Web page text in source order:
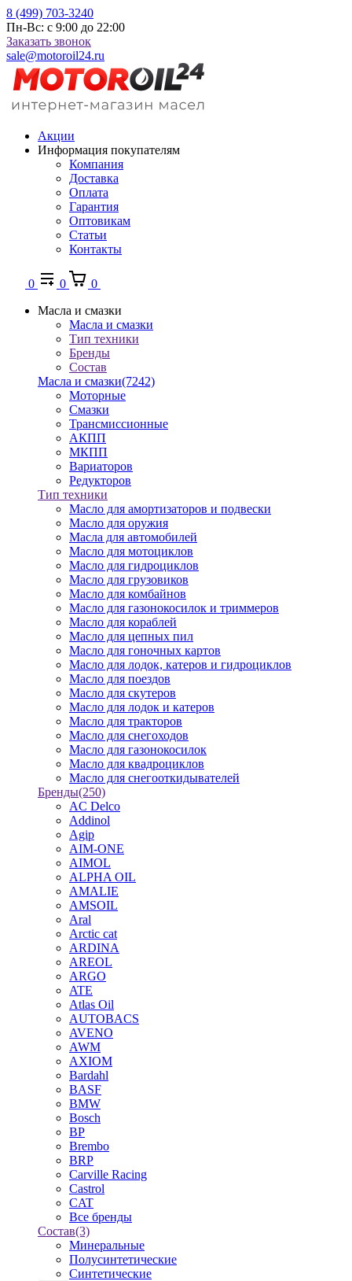
8 (499) 703-3240
Пн-Вс: с 9:00 до 22:00
Заказать звонок
sale@motoroil24.ru
Акции
Информация покупателям
Компания
Доставка
Оплата
Гарантия
Оптовикам
Статьи
Контакты
0 0
0
Масла и смазки
Масла и смазки
Тип техники
Бренды
Состав
Масла и смазки(7242)
Моторные
Смазки
Трансмиссионные
АКПП
МКПП
Вариаторов
Редукторов
Тип техники
Масло для амортизаторов и подвески
Масло для оружия
Масла для автомобилей
Масло для мотоциклов
Масло для гидроциклов
Масло для грузовиков
Масло для комбайнов
Масло для газонокосилок и триммеров
Масло для кораблей
Масло для цепных пил
Масло для гоночных картов
Масло для лодок, катеров и гидроциклов
Масло для поездов
Масло для скутеров
Масло для лодок и катеров
Масло для тракторов
Масло для снегоходов
Масло для газонокосилок
Масло для квадроциклов
Масло для снегооткидывателей
Бренды(250)
AC Delco
Addinol
Agip
AIM-ONE
AIMOL
ALPHA OIL
AMALIE
AMSOIL
Aral
Arctic cat
ARDINA
AREOL
ARGO
ATE
Atlas Oil
AUTOBACS
AVENO
AWM
AXIOM
Bardahl
BASF
BMW
Bosch
BP
Brembo
BRP
Carville Racing
Castrol
CAT
Все бренды
Состав(3)
Минеральные
Полусинтетические
Синтетические